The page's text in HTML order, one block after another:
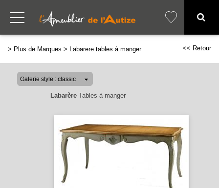
> Plus de Marques > Labarere tables à manger << Retour
LabarèreTables à manger